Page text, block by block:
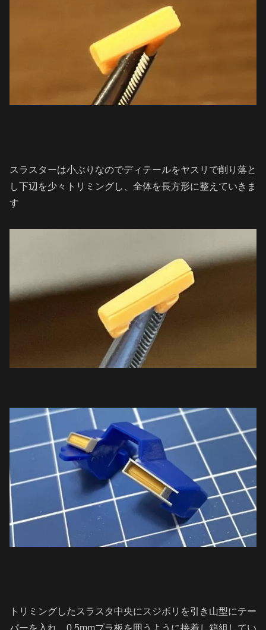
スラスターは小ぶりなのでディテールをヤスリで削り落と
し下辺を少々トリミングし、全体を長方形に整えていきま
す
トリミングしたスラスタ中央にスジボリを引き山型にテー